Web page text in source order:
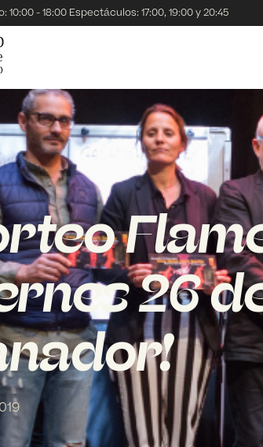
10:00 - 18:00 Espectáculos: 17:00, 19:00 y 20:45
26